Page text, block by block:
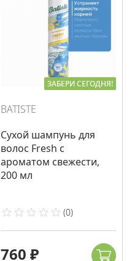
ЗАБЕРИ СЕГОДНЯ!
BATISTE
Сухой шампунь для
волос Fresh с
ароматом свежести,
200 мл
(0)
760 ₽